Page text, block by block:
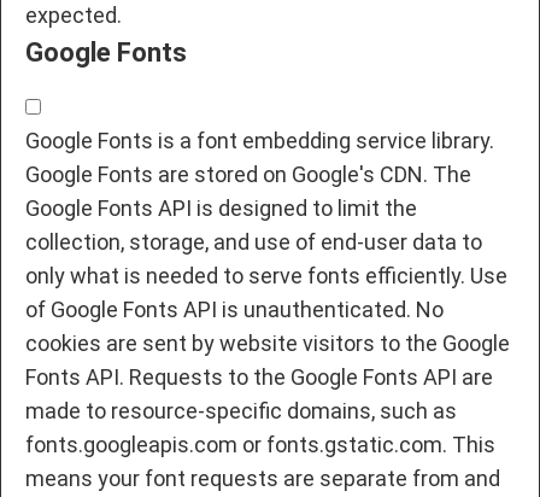
expected.
Google Fonts
Google Fonts is a font embedding service library.
Google Fonts are stored on Google's CDN. The
Google Fonts API is designed to limit the
collection, storage, and use of end-user data to
only what is needed to serve fonts efficiently. Use
of Google Fonts API is unauthenticated. No
cookies are sent by website visitors to the Google
Fonts API. Requests to the Google Fonts API are
made to resource-specific domains, such as
fonts.googleapis.com or fonts.gstatic.com. This
means your font requests are separate from and